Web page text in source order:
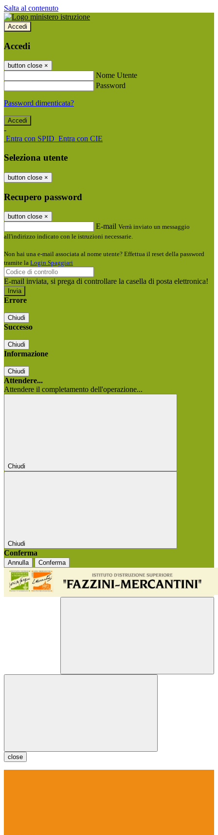
Salta al contenuto
Accedi
Accedi
button close ×
Nome Utente
Password
Password dimenticata?
-
Entra con SPID Entra con CIE
Seleziona utente
button close ×
Recupero password
button close ×
E-mail Verrà inviato un messaggio
all'indirizzo indicato con le istruzioni necessarie.
Non hai una e-mail associata al nome utente? Effettua il reset della password
tramite la Login Spaggiari
E-mail inviata, si prega di controllare la casella di posta elettronica!
Errore
Chiudi
Successo
Chiudi
Informazione
Chiudi
Attendere...
Attendere il completamento dell'operazione...
Chiudi
Chiudi
Conferma
Annulla Conferma
close